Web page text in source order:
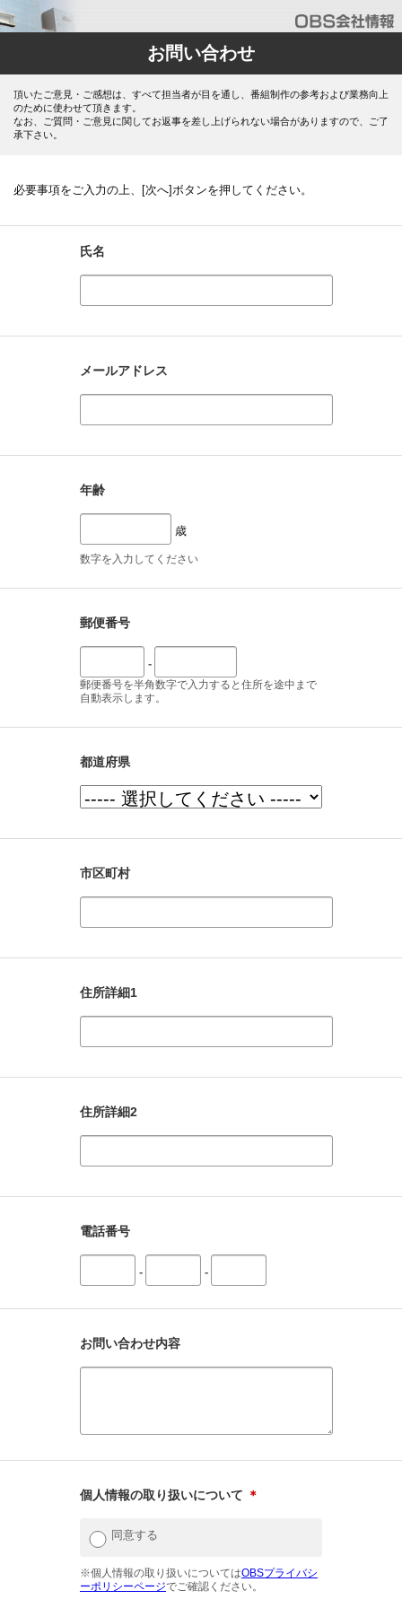
お問い合わせ
頂いたご意見・ご感想は、すべて担当者が目を通し、番組制作の参考および業務向上
のために使わせて頂きます。
なお、ご質問・ご意見に関してお返事を差し上げられない場合がありますので、ご了
承下さい。
必要事項をご入力の上、[次へ]ボタンを押してください。
氏名
メールアドレス
年齢
歳
数字を入力してください
郵便番号
-
郵便番号を半角数字で入力すると住所を途中まで
自動表示します。
都道府県
市区町村
住所詳細1
住所詳細2
電話番号
- -
お問い合わせ内容
個人情報の取り扱いについて ＊
同意する
※個人情報の取り扱いについてはOBSプライバシ
ーポリシーページでご確認ください。